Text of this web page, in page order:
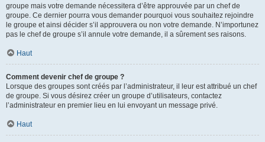
groupe mais votre demande nécessitera d’être approuvée par un chef de
groupe. Ce dernier pourra vous demander pourquoi vous souhaitez rejoindre
le groupe et ainsi décider s’il approuvera ou non votre demande. N’importunez
pas le chef de groupe s’il annule votre demande, il a sûrement ses raisons.
Haut
Comment devenir chef de groupe ?
Lorsque des groupes sont créés par l’administrateur, il leur est attribué un chef
de groupe. Si vous désirez créer un groupe d’utilisateurs, contactez
l’administrateur en premier lieu en lui envoyant un message privé.
Haut